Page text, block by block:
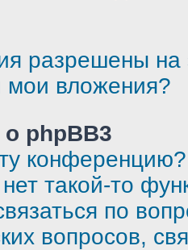
разрешены
мои вложения?
phpBB3
конференцию?
такой-то
по
вопросов,